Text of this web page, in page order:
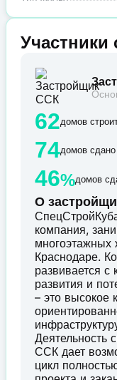
Участники
62домов
74домов
46%домов
О
компания,
многоэтажных
Краснодаре.
развивается
развития и
– это высокое
Деятельность
ССК дает
цикл